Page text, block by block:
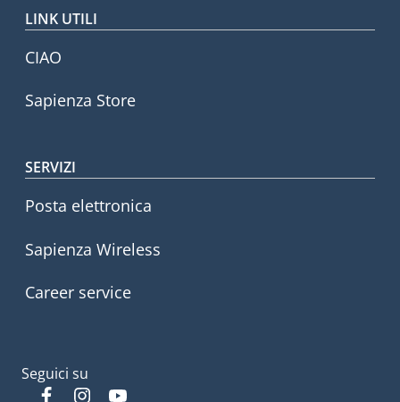
LINK UTILI
CIAO
Sapienza Store
SERVIZI
Posta elettronica
Sapienza Wireless
Career service
Seguici su
FacebookInstagram